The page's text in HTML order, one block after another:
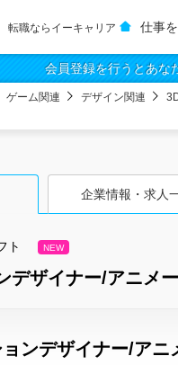
転職ならイーキャリア 仕事
会員登録を行うとあな
ゲーム関連 デザイン関連
企業情報・求人
ト NEW
デザイナー/アニメ
ンデザイナー/アニ